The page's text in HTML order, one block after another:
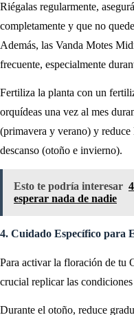
Riégalas regularmente,
completamente y que no
Además, las Vanda Motes
frecuente, especialmente
Fertiliza la planta con un
orquídeas una vez al mes
(primavera y verano) y
descanso (otoño e invierno).
Esto te podría interesar
esperar nada de nadie
4. Cuidado Específico para
Para activar la floración de tu
crucial replicar las
Durante el otoño, reduce